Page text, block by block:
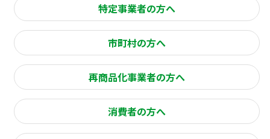
特定事業者の方へ
市町村の方へ
再商品化事業者の方へ
消費者の方へ